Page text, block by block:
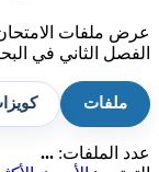
عرض ملفات
الفصل الثاني في
ملفات
عدد الملفات: ...